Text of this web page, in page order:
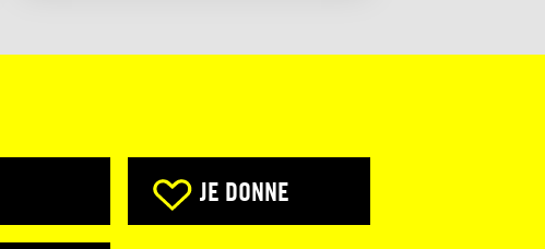
JE DONNE